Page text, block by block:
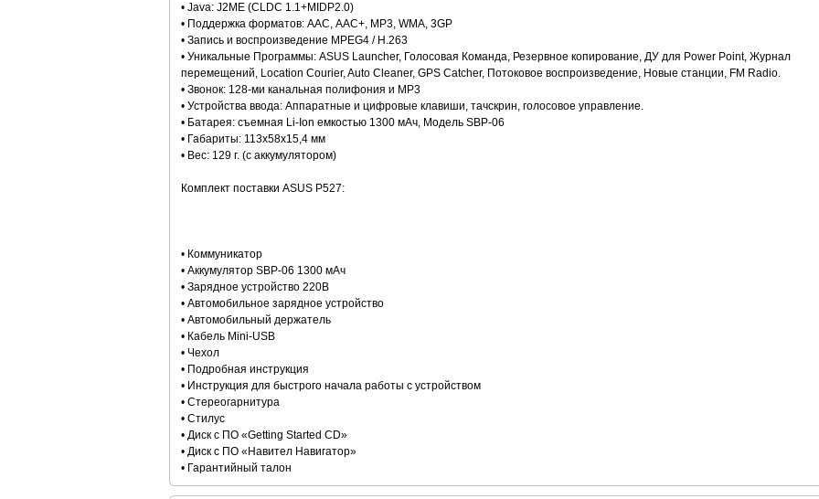
• Java: J2ME (CLDC 1.1+MIDP2.0)
• Поддержка форматов: ААС, ААС+, МР3, WMA, 3GP
• Запись и воспроизведение MPEG4 / H.263
• Уникальные Программы: ASUS Launcher, Голосовая Команда, Резервное копирование, ДУ для Power Point, Журнал
перемещений, Location Courier, Auto Cleaner, GPS Catcher, Потоковое воспроизведение, Новые станции, FM Radio.
• Звонок: 128-ми канальная полифония и MP3
• Устройства ввода: Аппаратные и цифровые клавиши, тачскрин, голосовое управление.
• Батарея: съемная Li-Ion емкостью 1300 мАч, Модель SBP-06
• Габариты: 113x58x15,4 мм
• Вес: 129 г. (c аккумулятором)
Комплект поставки ASUS P527:
• Коммуникатор
• Аккумулятор SBP-06 1300 мАч
• Зарядное устройство 220В
• Автомобильное зарядное устройство
• Автомобильный держатель
• Кабель Mini-USB
• Чехол
• Подробная инструкция
• Инструкция для быстрого начала работы с устройством
• Стереогарнитура
• Стилус
• Диск с ПО «Getting Started CD»
• Диск с ПО «Навител Навигатор»
• Гарантийный талон